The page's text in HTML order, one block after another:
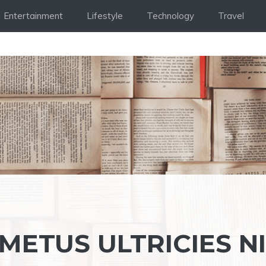
Entertainment Lifestyle Technology Travel
ULTRICIES